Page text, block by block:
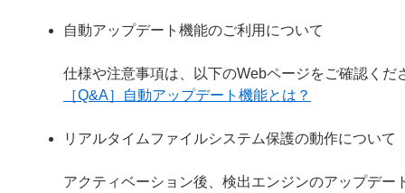
自動アップデート機能のご利用について
仕様や注意事項は、以下のWebページをご確認くだ
［Q&A］自動アップデート機能とは？
リアルタイムファイルシステム保護の動作について
アクティベーション後、検出エンジンのアップデ